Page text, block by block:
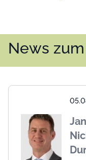
News